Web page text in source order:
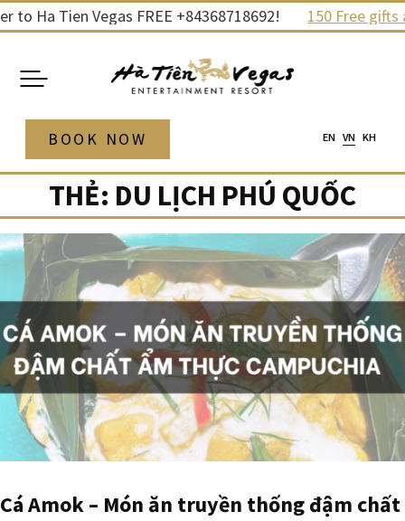
Skip
content
Tien Vegas FREE +84368718692! 150 Free gifts
EN VN KH
BOOK NOW
THẺ: DU LỊCH PHÚ QUỐC
Cá Amok – Món ăn truyền thống đậm chất